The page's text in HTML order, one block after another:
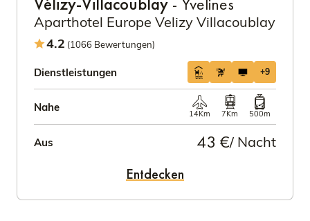
Aparthotel Europe Velizy Villacoublay
4.2 (1066 Bewertungen)
Dienstleistungen +9
Nahe
14Km 7Km 500m
Aus 43 €/ Nacht
Entdecken